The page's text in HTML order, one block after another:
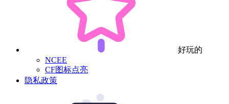
好玩的
NCEE
CF图标点亮
隐私政策